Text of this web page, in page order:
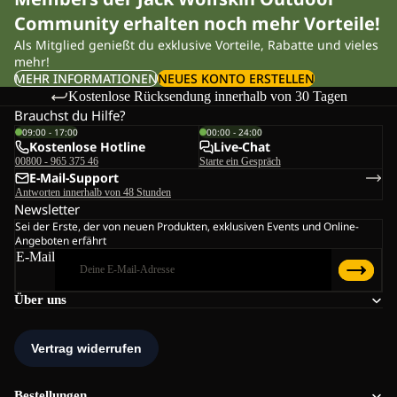
Community erhalten noch mehr Vorteile!
Als Mitglied genießt du exklusive Vorteile, Rabatte und vieles
mehr!
MEHR INFORMATIONENNEUES KONTO ERSTELLEN
Kostenlose Rücksendung innerhalb von 30 Tagen
Über uns
Brauchst du Hilfe?
09:00 - 17:00
Kostenlose Hotline
00800 - 965 375 46
00:00 - 24:00
Live-Chat
Starte ein Gespräch
E-Mail-Support
Antworten innerhalb von 48 Stunden
Newsletter
Sei der Erste, der von neuen Produkten, exklusiven Events und Online-
Angeboten erfährt
E-Mail